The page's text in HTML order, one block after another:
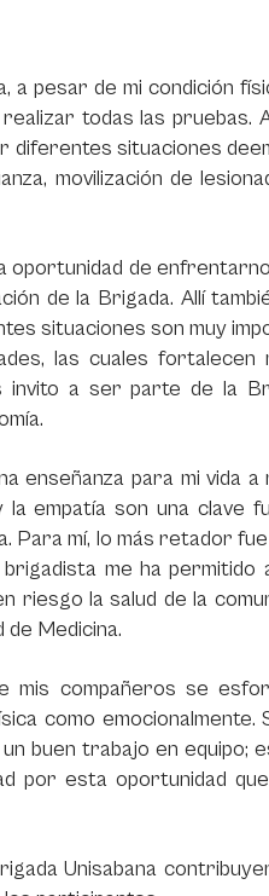
pesar de mi condición
todas las pruebas.
diferentes situaciones
movilización de
oportunidad de
de la Brigada. Allí
situaciones son muy
las cuales fortalecen
a ser parte de la
enseñanza para mi vida
empatía son una clave
Para mí, lo más retador
me ha
riesgo la salud de la
de Medicina.
mis compañeros se
como emocionalmente.
buen trabajo en equipo;
por esta oportunidad
Unisabana